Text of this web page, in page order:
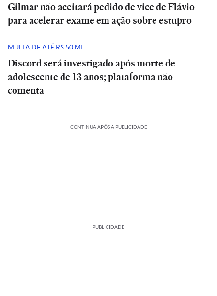
Gilmar não aceitará pedido de vice de Flávio
para acelerar exame em ação sobre estupro
MULTA DE ATÉ R$ 50 MI
Discord será investigado após morte de
adolescente de 13 anos; plataforma não
comenta
CONTINUA APÓS A PUBLICIDADE
PUBLICIDADE